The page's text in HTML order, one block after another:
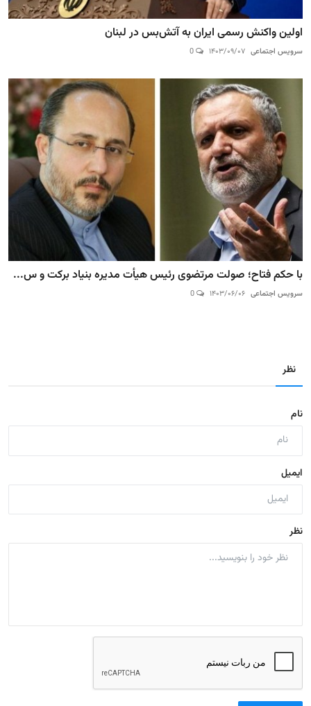
اولین واکنش رسمی ایران به آتش‌‌بس در لبنان
سرویس اجتماعی ۱۴۰۳/۰۹/۰۷
با حکم فتاح؛ صولت مرتضوی رئیس هیأت مدیره بنیاد برکت و س...
سرویس اجتماعی ۱۴۰۳/۰۶/۰۶
نظر
نام
ایمیل
نظر